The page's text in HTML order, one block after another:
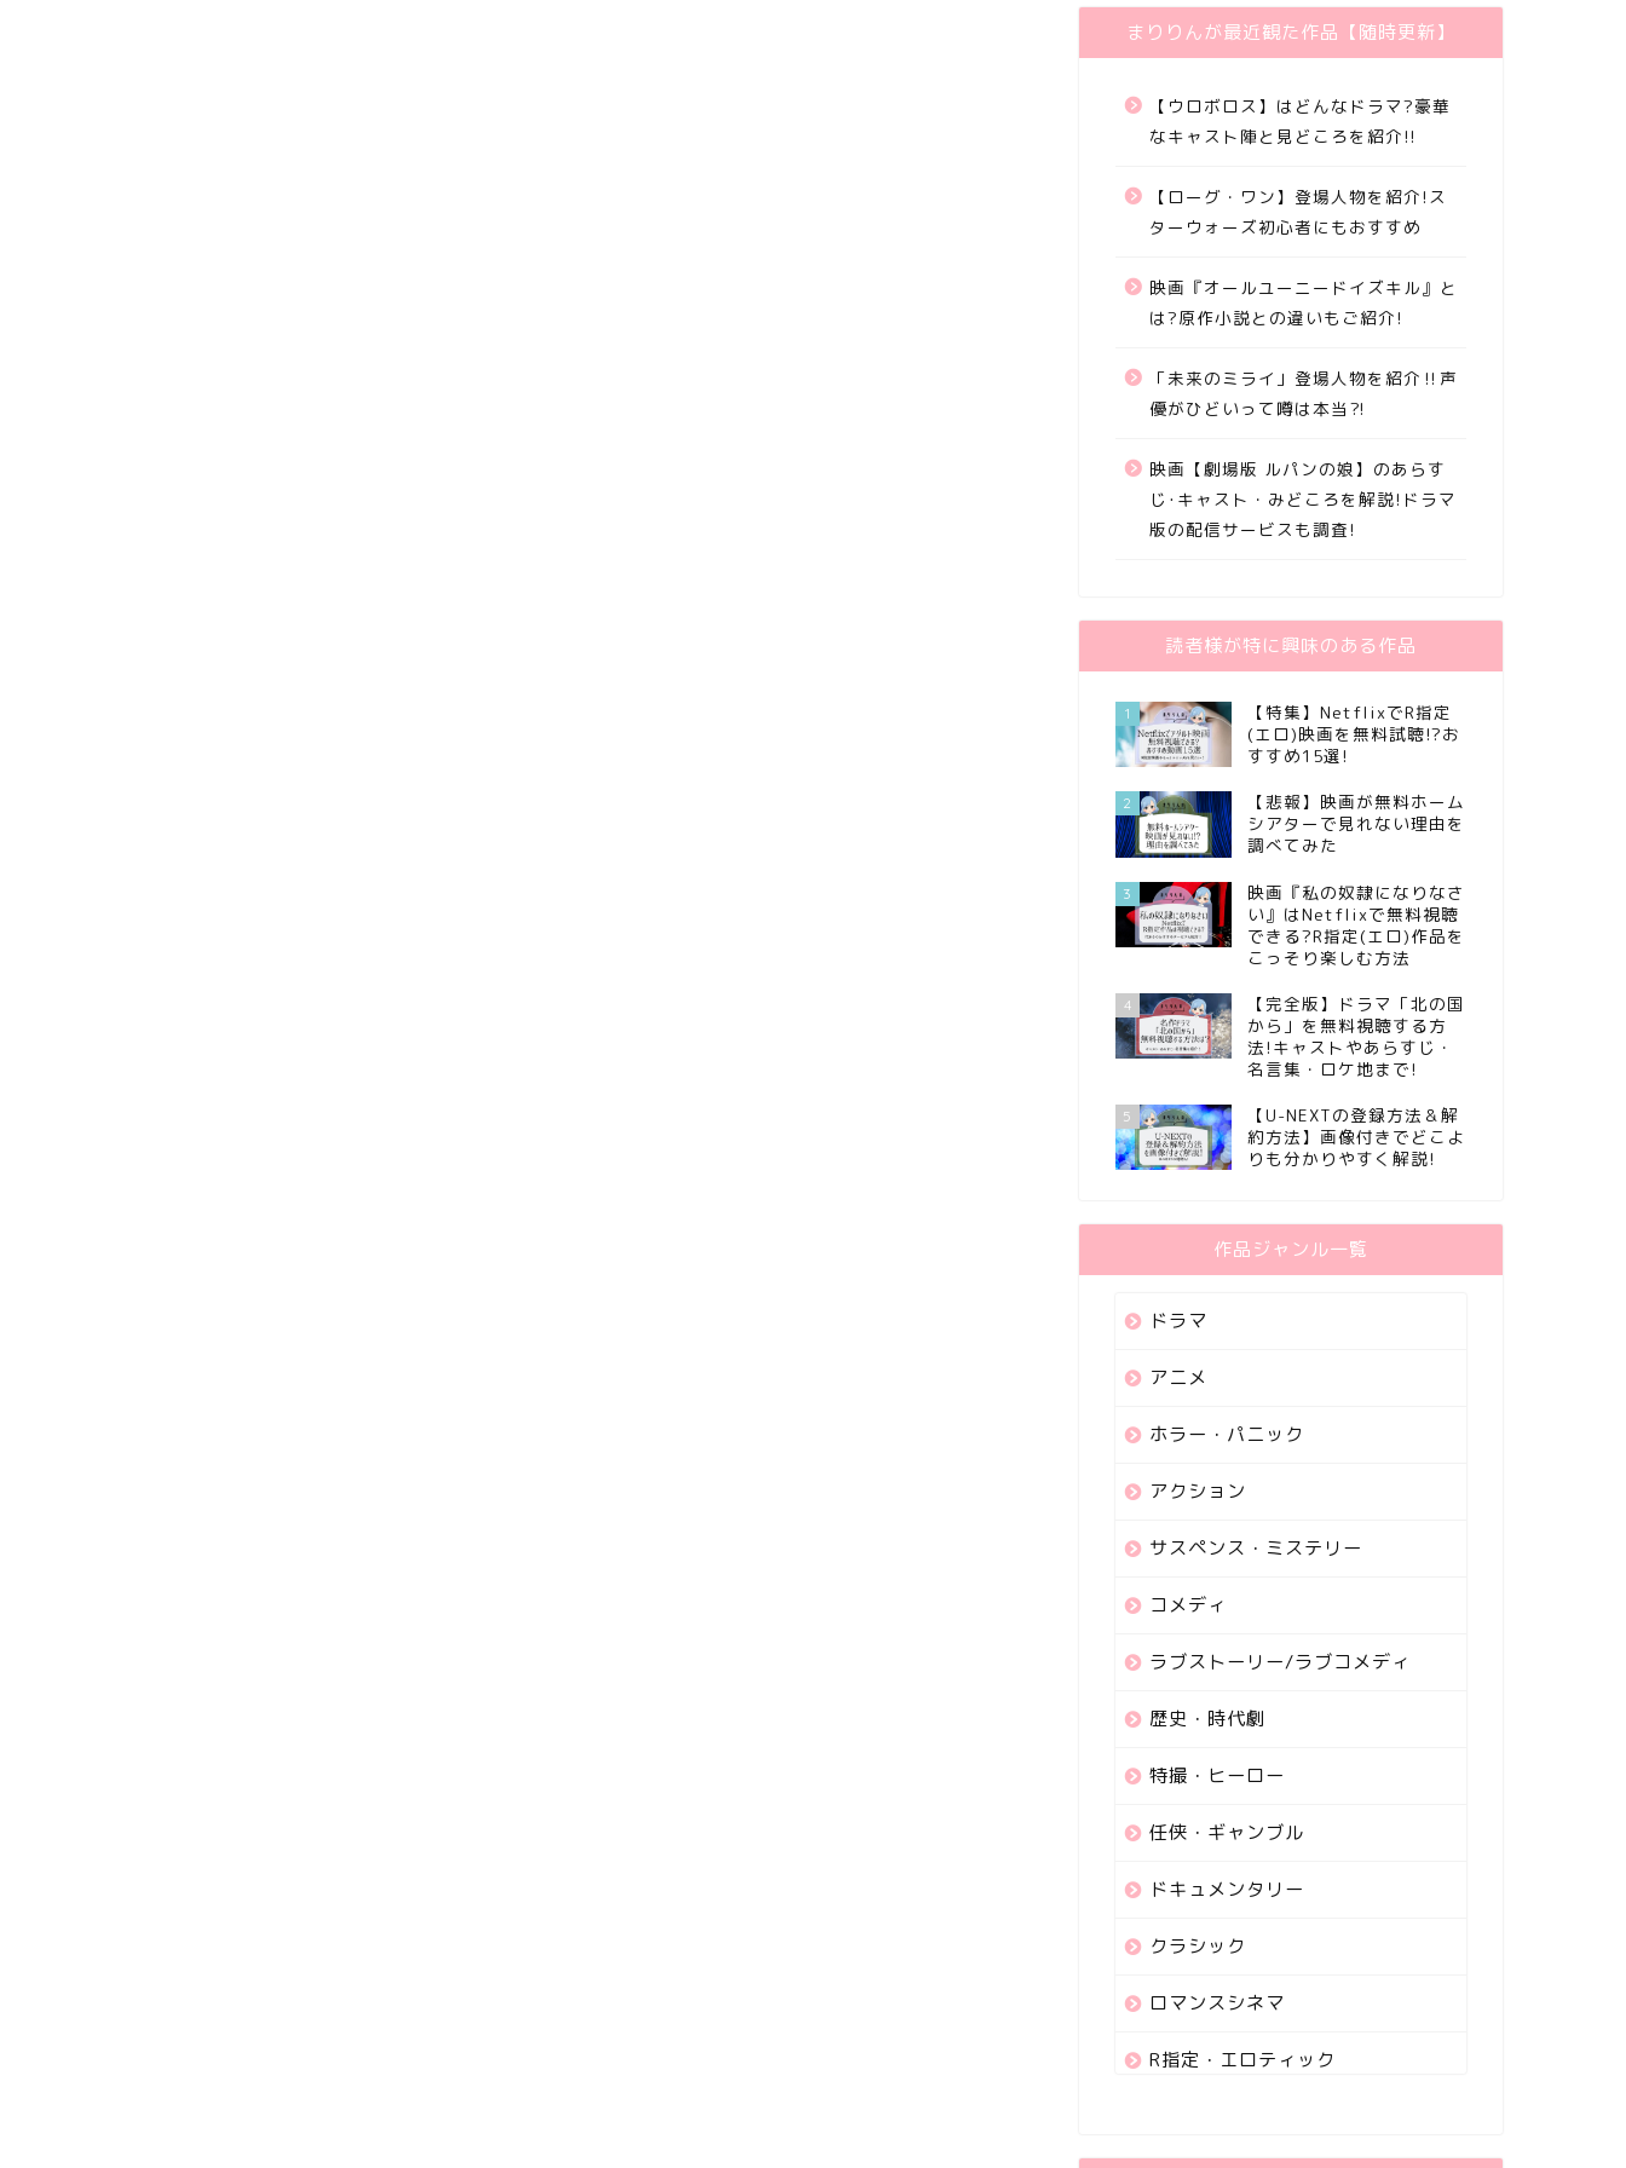
まりりんが最近観た作品【随時更新】
【ウロボロス】はどんなドラマ?豪華
なキャスト陣と見どころを紹介!!
【ローグ・ワン】登場人物を紹介!ス
ターウォーズ初心者にもおすすめ
映画『オールユーニードイズキル』と
は?原作小説との違いもご紹介!
「未来のミライ」登場人物を紹介‼声
優がひどいって噂は本当⁈
映画【劇場版 ルパンの娘】のあらす
じ･キャスト・みどころを解説!ドラマ
版の配信サービスも調査!
読者様が特に興味のある作品
1
【特集】NetflixでR指定
(エロ)映画を無料試聴!?お
すすめ15選!
2
【悲報】映画が無料ホーム
シアターで見れない理由を
調べてみた
3
映画『私の奴隷になりなさ
い』はNetflixで無料視聴
できる?R指定(エロ)作品を
こっそり楽しむ方法
4
【完全版】ドラマ「北の国
から」を無料視聴する方
法!キャストやあらすじ・
名言集・ロケ地まで!
5
【U-NEXTの登録方法＆解
約方法】画像付きでどこよ
りも分かりやすく解説!
作品ジャンル一覧
ドラマ
アニメ
ホラー・パニック
アクション
サスペンス・ミステリー
コメディ
ラブストーリー/ラブコメディ
歴史・時代劇
特撮・ヒーロー
任侠・ギャンブル
ドキュメンタリー
クラシック
ロマンスシネマ
R指定・エロティック